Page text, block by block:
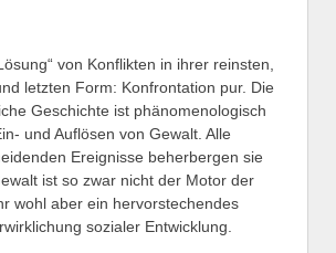
von Konflikten in ihrer reinsten,
letzten Form: Konfrontation pur. Die
Geschichte ist phänomenologisch
und Auflösen von Gewalt. Alle
Ereignisse beherbergen sie
ist so zwar nicht der Motor der
wohl aber ein hervorstechendes
sozialer Entwicklung.